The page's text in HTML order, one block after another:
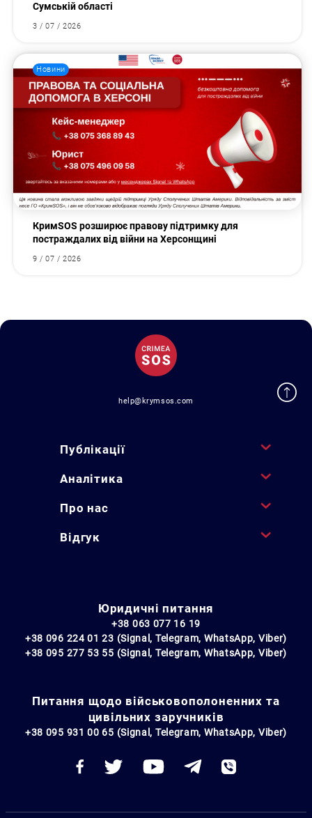
Сумській області
3 / 07 / 2026
Новини
КримSOS розширює правову підтримку для
постраждалих від війни на Херсонщині
9 / 07 / 2026
help@krymsos.com
Публікації
Аналітика
Про нас
Відгук
Юридичні питання
+38 063 077 16 19
+38 096 224 01 23 (Signal, Telegram, WhatsApp, Viber)
+38 095 277 53 55 (Signal, Telegram, WhatsApp, Viber)
Питання щодо військовополоненних та
цивільних заручників
+38 095 931 00 65 (Signal, Telegram, WhatsApp, Viber)